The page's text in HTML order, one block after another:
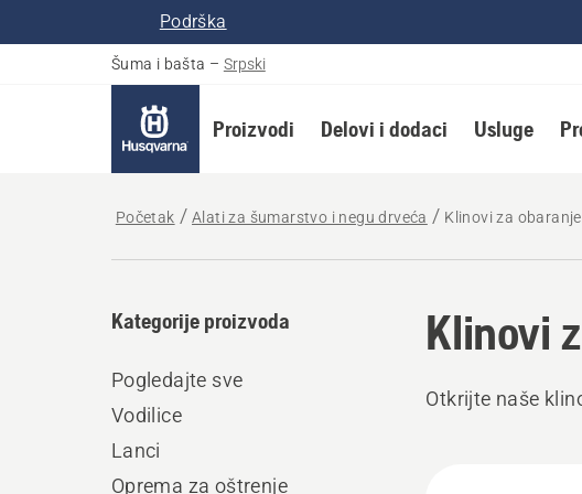
Podrška
Šuma i bašta – Srpski
Proizvodi Delovi i dodaci Usluge
Početak Alati za šumarstvo i negu drveća Klinovi za obaranje
Klinovi
Kategorije proizvoda
Pogledajte sve
Vodilice
Lanci
Oprema za oštrenje
Otkrijte naše